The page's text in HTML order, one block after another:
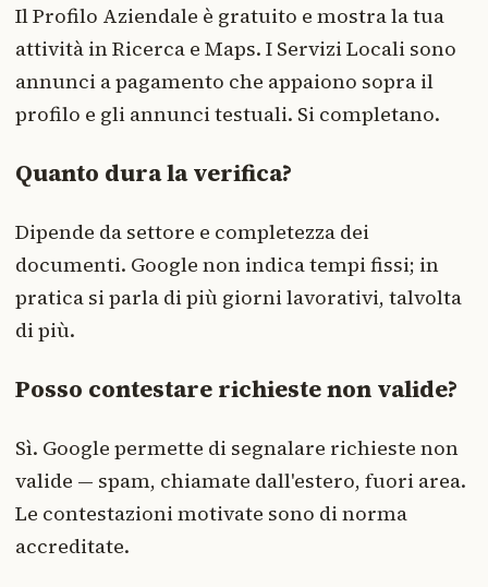
Il Profilo Aziendale è gratuito e mostra la tua
attività in Ricerca e Maps. I Servizi Locali sono
annunci a pagamento che appaiono sopra il
profilo e gli annunci testuali. Si completano.
Quanto dura la verifica?
Dipende da settore e completezza dei
documenti. Google non indica tempi fissi; in
pratica si parla di più giorni lavorativi, talvolta
di più.
Posso contestare richieste non valide?
Sì. Google permette di segnalare richieste non
valide — spam, chiamate dall'estero, fuori area.
Le contestazioni motivate sono di norma
accreditate.